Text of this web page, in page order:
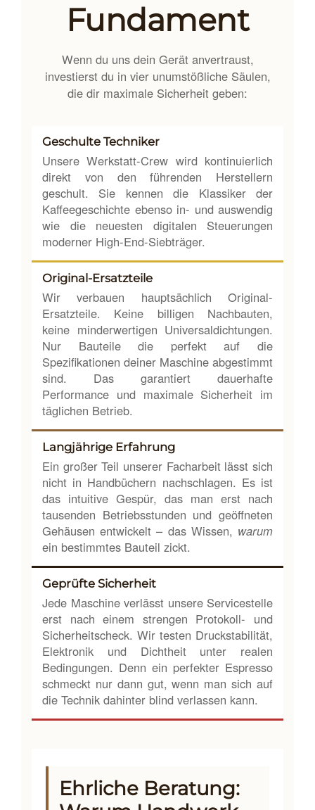
Fundament
Wenn du uns dein Gerät anvertraust,
investierst du in vier unumstößliche Säulen,
die dir maximale Sicherheit geben:
Geschulte Techniker
Unsere Werkstatt-Crew wird kontinuierlich
direkt von den führenden Herstellern
geschult. Sie kennen die Klassiker der
Kaffeegeschichte ebenso in- und auswendig
wie die neuesten digitalen Steuerungen
moderner High-End-Siebträger.
Original-Ersatzteile
Wir verbauen hauptsächlich Original-
Ersatzteile. Keine billigen Nachbauten,
keine minderwertigen Universaldichtungen.
Nur Bauteile die perfekt auf die
Spezifikationen deiner Maschine abgestimmt
sind. Das garantiert dauerhafte
Performance und maximale Sicherheit im
täglichen Betrieb.
Langjährige Erfahrung
Ein großer Teil unserer Facharbeit lässt sich
nicht in Handbüchern nachschlagen. Es ist
das intuitive Gespür, das man erst nach
tausenden Betriebsstunden und geöffneten
Gehäusen entwickelt – das Wissen, warum
ein bestimmtes Bauteil zickt.
Geprüfte Sicherheit
Jede Maschine verlässt unsere Servicestelle
erst nach einem strengen Protokoll- und
Sicherheitscheck. Wir testen Druckstabilität,
Elektronik und Dichtheit unter realen
Bedingungen. Denn ein perfekter Espresso
schmeckt nur dann gut, wenn man sich auf
die Technik dahinter blind verlassen kann.
Ehrliche Beratung: